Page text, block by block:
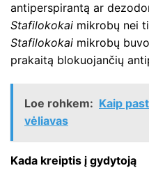
antiperspirantą ar
Stafilokokai mikrobų nei
Stafilokokai mikrobų
prakaitą blokuojančių
Loe rohkem: Kaip
vėliavas
Kada kreiptis į gydytoją